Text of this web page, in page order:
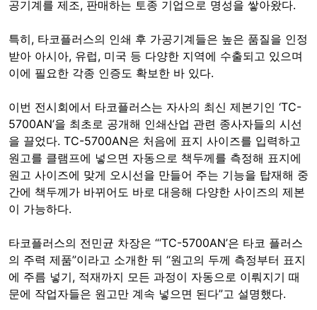
공기계를 제조, 판매하는 토종 기업으로 명성을 쌓아왔다.
특히, 타코플러스의 인쇄 후 가공기계들은 높은 품질을 인정
받아 아시아, 유럽, 미국 등 다양한 지역에 수출되고 있으며
이에 필요한 각종 인증도 확보한 바 있다.
이번 전시회에서 타코플러스는 자사의 최신 제본기인 ‘TC-
5700AN’을 최초로 공개해 인쇄산업 관련 종사자들의 시선
을 끌었다. TC-5700AN은 처음에 표지 사이즈를 입력하고
원고를 클램프에 넣으면 자동으로 책두께를 측정해 표지에
원고 사이즈에 맞게 오시선을 만들어 주는 기능을 탑재해 중
간에 책두께가 바뀌어도 바로 대응해 다양한 사이즈의 제본
이 가능하다.
타코플러스의 전민균 차장은 “‘TC-5700AN’은 타코 플러스
의 주력 제품”이라고 소개한 뒤 “원고의 두께 측정부터 표지
에 주름 넣기, 적재까지 모든 과정이 자동으로 이뤄지기 때
문에 작업자들은 원고만 계속 넣으면 된다”고 설명했다.